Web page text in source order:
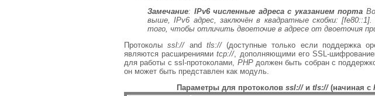
Замечание: IPv6 численные адреса с указанием порта
выше, IPv6 адрес, заключён в квадратные скобки:[fe80::1]
того, чтобы отличить двоеточие в адресе от двоеточия
Протоколыssl://and tls://(доступные только если поддержка
являются расширениямиtcp://, дополняющими его SSL-
для работы с ssl-протоколами, PHPдолжен быть собран с
он может быть представлен как модуль.
Параметры для протоколов ssl://и tls://(начиная с